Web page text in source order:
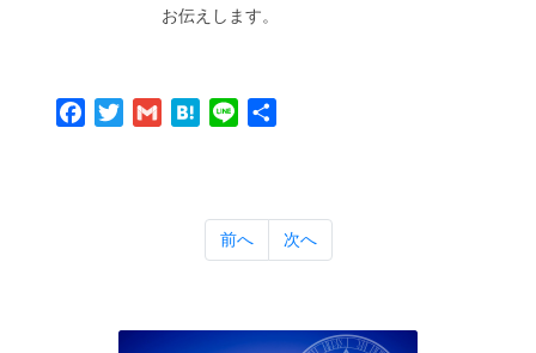
お伝えします。
Facebook
TwitterGmail Hatena
Line
前へ 次へ